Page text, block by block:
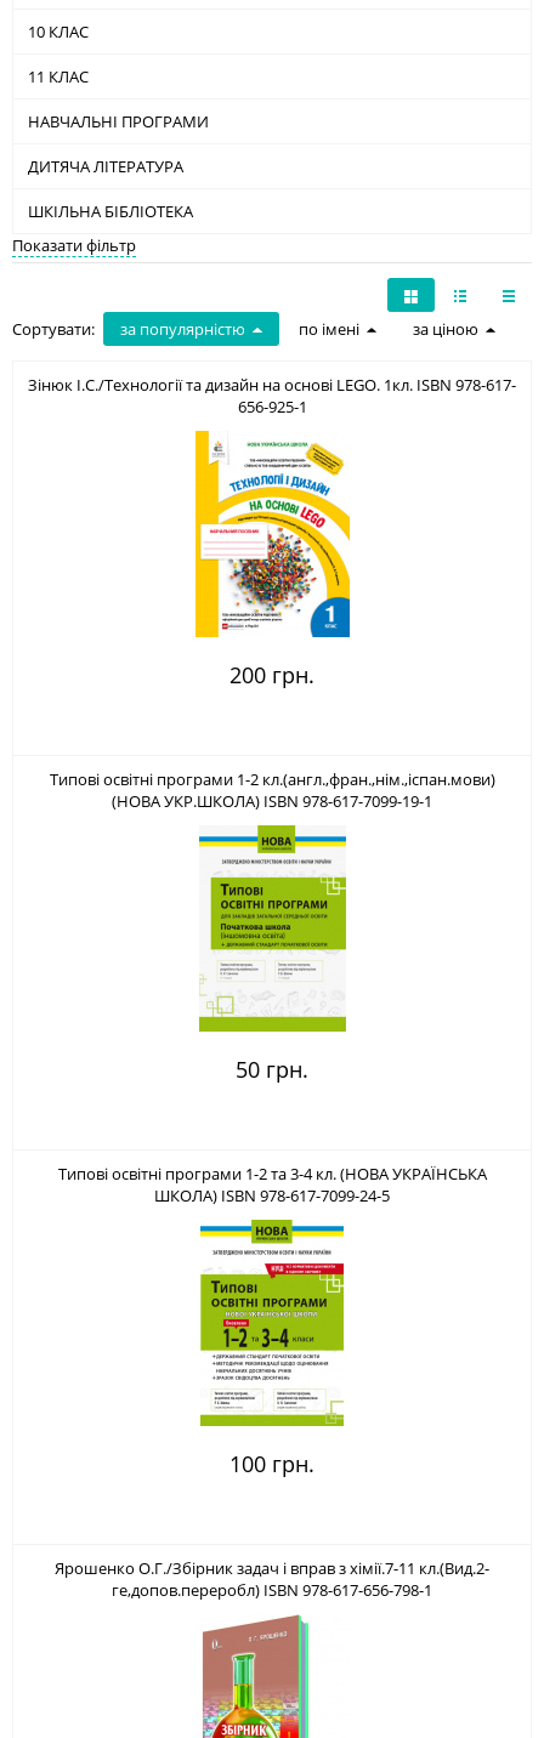
10 КЛАС
11 КЛАС
НАВЧАЛЬНІ ПРОГРАМИ
ДИТЯЧА ЛІТЕРАТУРА
ШКІЛЬНА БІБЛІОТЕКА
Показати фільтр
Сортувати: за популярністю по імені за ціною
Зінюк І.С./Технології та дизайн на основі LEGO. 1кл. ISBN 978-617-
656-925-1
200 грн.
Типові освітні програми 1-2 кл.(англ.,фран.,нім.,іспан.мови)
(НОВА УКР.ШКОЛА) ISBN 978-617-7099-19-1
50 грн.
Типові освітні програми 1-2 та 3-4 кл. (НОВА УКРАЇНСЬКА
ШКОЛА) ISBN 978-617-7099-24-5
100 грн.
Ярошенко О.Г./Збірник задач і вправ з хімії.7-11 кл.(Вид.2-
ге,допов.переробл) ISBN 978-617-656-798-1